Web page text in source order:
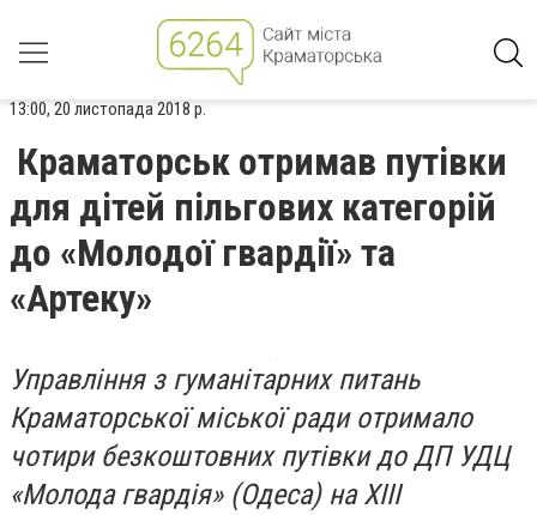
13:00, 20 листопада 2018 р.
Краматорськ отримав путівки
для дітей пільгових категорій
до «Молодої гвардії» та
«Артеку»
Управління з гуманітарних питань
Краматорської міської ради отримало
чотири безкоштовних путівки до ДП УДЦ
«Молода гвардія» (Одеса) на ХІІІ